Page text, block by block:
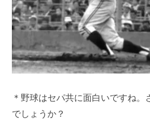
＊野球はセパ共に面白いですね。
でしょうか？